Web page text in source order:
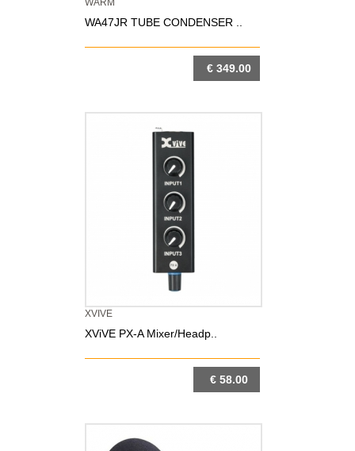
WARM
WA47JR TUBE CONDENSER ..
€ 349.00
XVIVE
XViVE PX-A Mixer/Headp..
€ 58.00